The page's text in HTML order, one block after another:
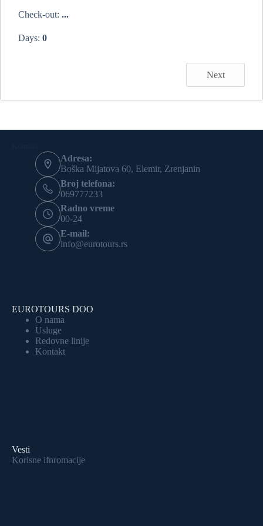
Check-out: ...
Days: 0
Next
Adresa:
Boška Mijatova 60, Elemir, Zrenjanin
Broj telefona:
069777233
Radno vreme
00-24
E-mail:
info@eurotours.rs
EUROTOURS DOO
O nama
Usluge
Redovne linije
Kontakt
Vesti
Korisne ifnromacije